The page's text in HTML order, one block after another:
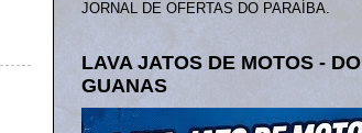
JORNAL DE OFERTAS DO PARAÍBA.
LAVA JATOS DE MOTOS - DO
GUANAS